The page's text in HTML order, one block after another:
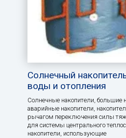
Солнечный
воды и отопления
Солнечные накопители, большие
аварийные накопители,
рычагом переключения силы
для системы центрального
накопители, использующие